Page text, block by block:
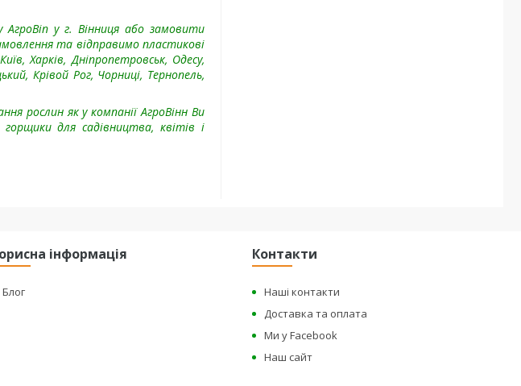
АгроВin у г. Вінниця або замовити
та відправимо пластикові
Харків, Дніпропетровськ, Одесу,
Крівой Рог, Чорниці, Тернопель,
рослин як у компанії АгроВінн Ви
горщики длясадівництва, квітів і
інформація
Блог
Контакти
Наші контакти
Доставка та оплата
Ми у Facebook
Наш сайт